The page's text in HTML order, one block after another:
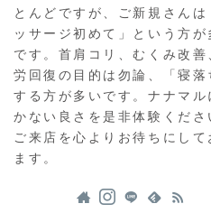
とんどですが、ご新規さんは
ッサージ初めて」という方が
です。首肩コリ、むくみ改善
労回復の目的は勿論、「寝落
する方が多いです。ナナマル
かない良さを是非体験くださ
ご来店を心よりお待ちにして
ます。